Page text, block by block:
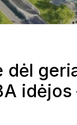
dėl
idėjos